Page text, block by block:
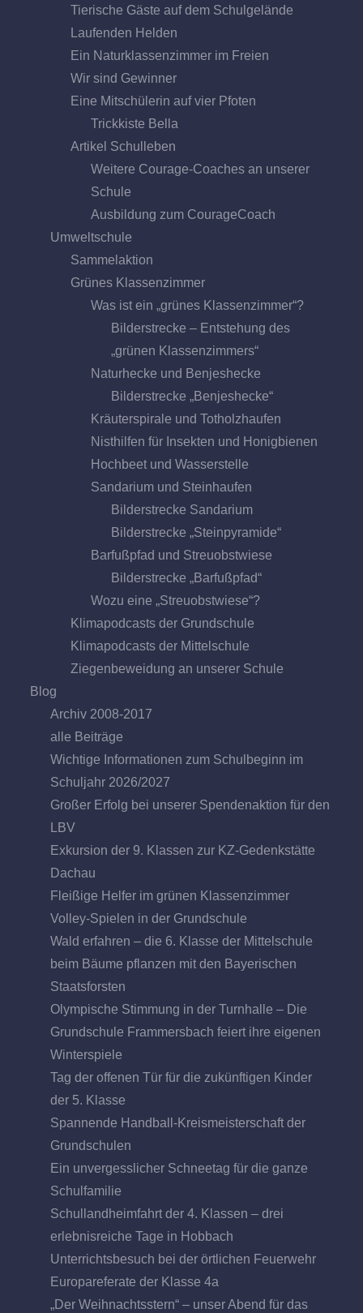
Tierische Gäste auf dem Schulgelände
Laufenden Helden
Ein Naturklassenzimmer im Freien
Wir sind Gewinner
Eine Mitschülerin auf vier Pfoten
Trickkiste Bella
Artikel Schulleben
Weitere Courage-Coaches an unserer
Schule
Ausbildung zum CourageCoach
Umweltschule
Sammelaktion
Grünes Klassenzimmer
Was ist ein „grünes Klassenzimmer“?
Bilderstrecke – Entstehung des
„grünen Klassenzimmers“
Naturhecke und Benjeshecke
Bilderstrecke „Benjeshecke“
Kräuterspirale und Totholzhaufen
Nisthilfen für Insekten und Honigbienen
Hochbeet und Wasserstelle
Sandarium und Steinhaufen
Bilderstrecke Sandarium
Bilderstrecke „Steinpyramide“
Barfußpfad und Streuobstwiese
Bilderstrecke „Barfußpfad“
Wozu eine „Streuobstwiese“?
Klimapodcasts der Grundschule
Klimapodcasts der Mittelschule
Ziegenbeweidung an unserer Schule
Blog
Archiv 2008-2017
alle Beiträge
Wichtige Informationen zum Schulbeginn im
Schuljahr 2026/2027
Großer Erfolg bei unserer Spendenaktion für den
LBV
Exkursion der 9. Klassen zur KZ-Gedenkstätte
Dachau
Fleißige Helfer im grünen Klassenzimmer
Volley-Spielen in der Grundschule
Wald erfahren – die 6. Klasse der Mittelschule
beim Bäume pflanzen mit den Bayerischen
Staatsforsten
Olympische Stimmung in der Turnhalle – Die
Grundschule Frammersbach feiert ihre eigenen
Winterspiele
Tag der offenen Tür für die zukünftigen Kinder
der 5. Klasse
Spannende Handball-Kreismeisterschaft der
Grundschulen
Ein unvergesslicher Schneetag für die ganze
Schulfamilie
Schullandheimfahrt der 4. Klassen – drei
erlebnisreiche Tage in Hobbach
Unterrichtsbesuch bei der örtlichen Feuerwehr
Europareferate der Klasse 4a
„Der Weihnachtsstern“ – unser Abend für das